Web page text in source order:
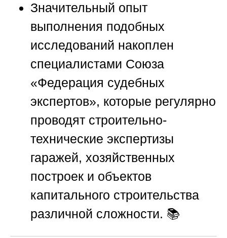
Значительный опыт
выполнения подобных
исследований накоплен
специалистами Союза
«Федерация судебных
экспертов», которые регулярно
проводят строительно-
технические экспертизы
гаражей, хозяйственных
построек и объектов
капитального строительства
различной сложности. 📚